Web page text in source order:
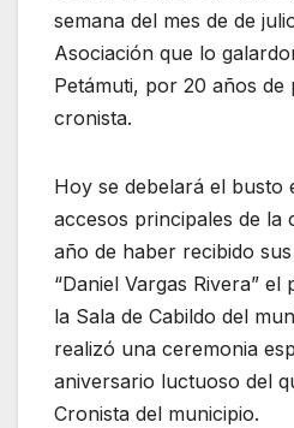
semana del mes de de
Asociación que lo
Petámuti, por 20 años de
cronista.
Hoy se debelará el busto
accesos principales de la
año de haber recibido
“Daniel Vargas Rivera” el
la Sala de Cabildo del
realizó una ceremonia
aniversario luctuoso del
Cronista del municipio.